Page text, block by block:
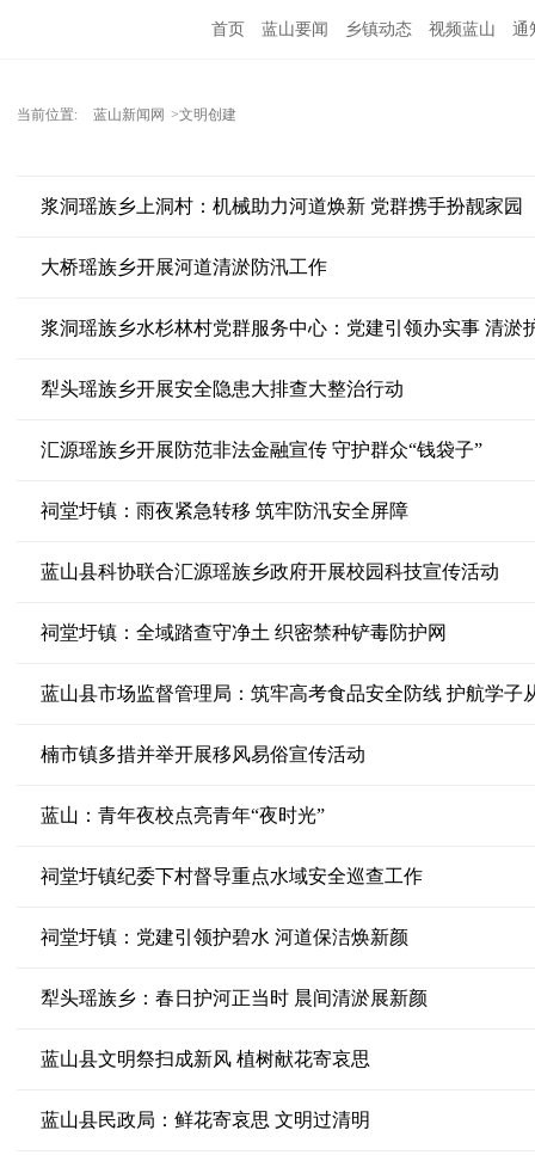
首页 蓝山要闻 乡镇动态 视频蓝山 通
当前位置: 蓝山新闻网 >文明创建
浆洞瑶族乡上洞村：机械助力河道焕新 党群携手扮靓家园
大桥瑶族乡开展河道清淤防汛工作
浆洞瑶族乡水杉林村党群服务中心：党建引领办实事 清淤
犁头瑶族乡开展安全隐患大排查大整治行动
汇源瑶族乡开展防范非法金融宣传 守护群众“钱袋子”
祠堂圩镇：雨夜紧急转移 筑牢防汛安全屏障
蓝山县科协联合汇源瑶族乡政府开展校园科技宣传活动
祠堂圩镇：全域踏查守净土 织密禁种铲毒防护网
蓝山县市场监督管理局：筑牢高考食品安全防线 护航学子
楠市镇多措并举开展移风易俗宣传活动
蓝山：青年夜校点亮青年“夜时光”
祠堂圩镇纪委下村督导重点水域安全巡查工作
祠堂圩镇：党建引领护碧水 河道保洁焕新颜
犁头瑶族乡：春日护河正当时 晨间清淤展新颜
蓝山县文明祭扫成新风 植树献花寄哀思
蓝山县民政局：鲜花寄哀思 文明过清明